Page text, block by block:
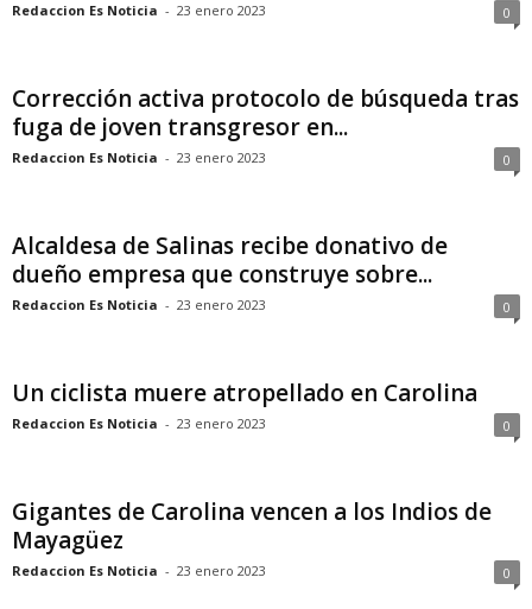
Redaccion Es Noticia - 23 enero 2023 0
Corrección activa protocolo de búsqueda tras
fuga de joven transgresor en...
Redaccion Es Noticia - 23 enero 2023 0
Alcaldesa de Salinas recibe donativo de
dueño empresa que construye sobre...
Redaccion Es Noticia - 23 enero 2023 0
Un ciclista muere atropellado en Carolina
Redaccion Es Noticia - 23 enero 2023 0
Gigantes de Carolina vencen a los Indios de
Mayagüez
Redaccion Es Noticia - 23 enero 2023 0